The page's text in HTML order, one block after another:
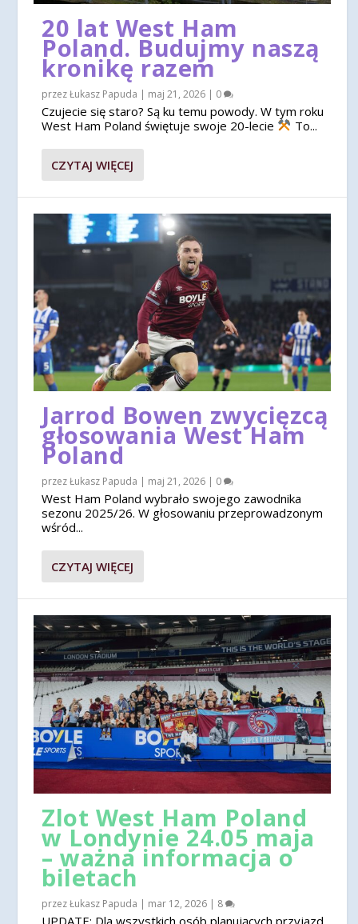
20 lat West Ham
Poland. Budujmy naszą
kronikę razem
przezŁukasz Papuda | maj 21, 2026 | 0
Czujecie się staro? Są ku temu powody. W tym roku
West Ham Poland świętuje swoje 20-lecie
To...
CZYTAJ WIĘCEJ
Jarrod Bowen zwycięzcą
głosowania West Ham
Poland
przezŁukasz Papuda | maj 21, 2026 | 0
West Ham Poland wybrało swojego zawodnika
sezonu 2025/26. W głosowaniu przeprowadzonym
wśród...
CZYTAJ WIĘCEJ
Zlot West Ham Poland
w Londynie 24.05 maja
– ważna informacja o
biletach
przezŁukasz Papuda | mar 12, 2026 | 8
UPDATE: Dla wszystkich osób planujących przyjazd